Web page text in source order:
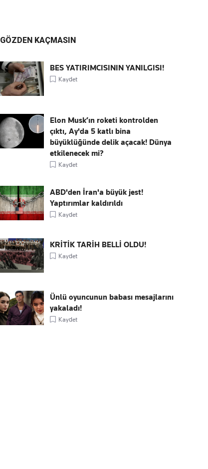
GÖZDEN KAÇMASIN
BES YATIRIMCISININ YANILGISI!
Kaydet
Elon Musk’ın roketi kontrolden
çıktı, Ay'da 5 katlı bina
büyüklüğünde delik açacak! Dünya
etkilenecek mi?
Kaydet
ABD'den İran'a büyük jest!
Yaptırımlar kaldırıldı
Kaydet
KRİTİK TARİH BELLİ OLDU!
Kaydet
Ünlü oyuncunun babası mesajlarını
yakaladı!
Kaydet